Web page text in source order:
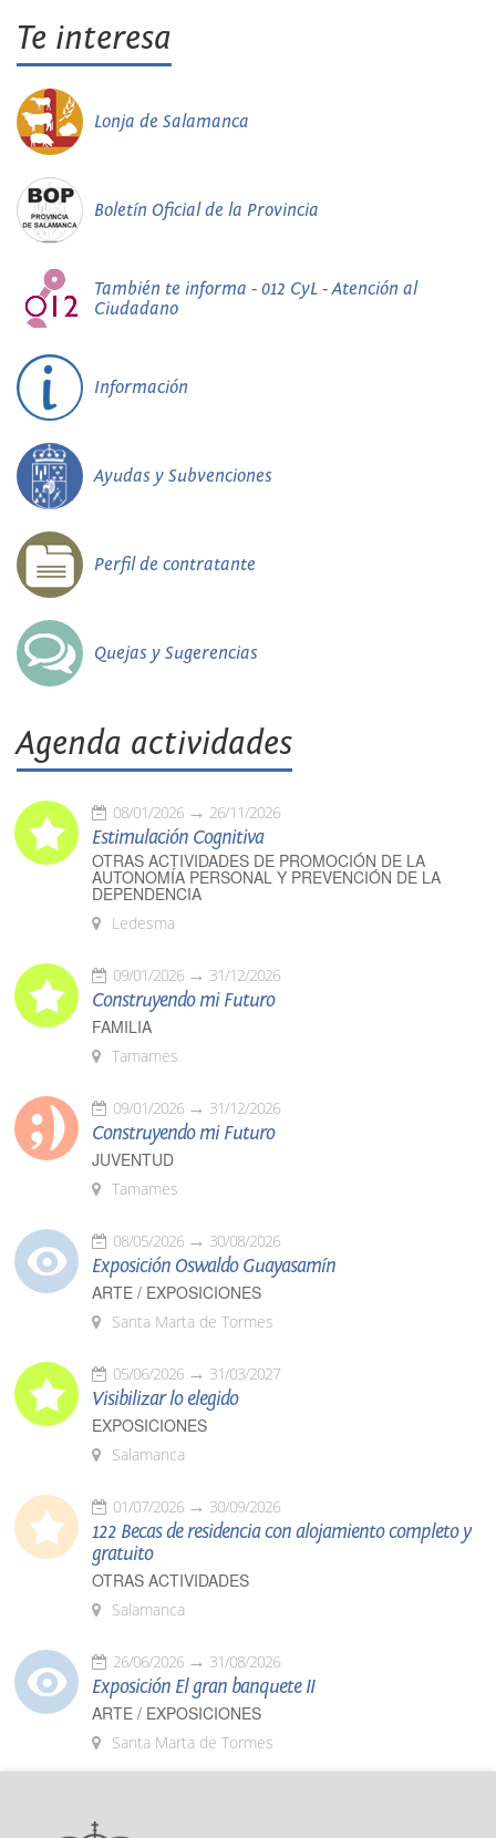
Te interesa
Lonja de Salamanca
Boletín Oficial de la Provincia
También te informa - 012 CyL - Atención al
Ciudadano
Información
Ayudas y Subvenciones
Perfil de contratante
Quejas y Sugerencias
Agenda actividades
08/01/2026 26/11/2026
Estimulación Cognitiva
OTRAS ACTIVIDADES DE PROMOCIÓN DE LA
AUTONOMÍA PERSONAL Y PREVENCIÓN DE LA
DEPENDENCIA
Ledesma
09/01/2026 31/12/2026
Construyendo mi Futuro
FAMILIA
Tamames
09/01/2026 31/12/2026
Construyendo mi Futuro
JUVENTUD
Tamames
08/05/2026 30/08/2026
Exposición Oswaldo Guayasamín
ARTE / EXPOSICIONES
Santa Marta de Tormes
05/06/2026 31/03/2027
Visibilizar lo elegido
EXPOSICIONES
Salamanca
01/07/2026 30/09/2026
122 Becas de residencia con alojamiento completo y
gratuito
OTRAS ACTIVIDADES
Salamanca
26/06/2026 31/08/2026
Exposición El gran banquete II
ARTE / EXPOSICIONES
Santa Marta de Tormes